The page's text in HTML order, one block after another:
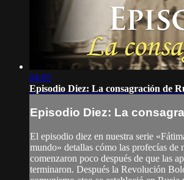
04:05
Episodio Diez: La consagración de
Episodio Diez: La
El episodio diez en nuestra serie
mundo» detallas cómo las profecías de
comenzaron poco después de que las
terminaron. Después la Revolución